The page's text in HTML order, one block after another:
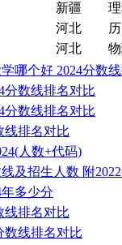
新疆
河北
河北
哪个好 2024分数
分数线排名对比
分数线排名对比
线排名对比
人数+代码)
及招生人数 附
多少分
线排名对比
数线排名对比